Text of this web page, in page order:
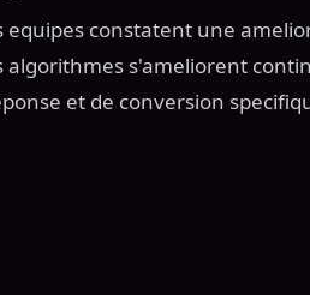
equipes constatent une
algorithmes s'ameliorent
et de conversion